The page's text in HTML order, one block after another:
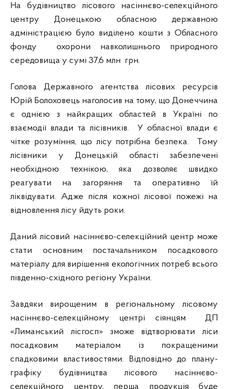
На будівництво лісового насіннєво-селекційного
центру Донецькою обласною державною
адміністрацією було виділено кошти з Обласного
фонду охорони навколишнього природного
середовища у сумі 37,6 млн грн.
Голова Державного агентства лісових ресурсів
Юрій Болоховець наголосив на тому, що Донеччина
є однією з найкращих областей в Україні по
взаємодії влади та лісівників. У обласної влади є
чітке розуміння, що лісу потрібна безпека. Тому
лісівники у Донецькій області забезпечені
необхідною технікою, яка дозволяє швидко
реагувати на загоряння та оперативно їй
ліквідувати. Адже після кожної лісової пожежі на
відновлення лісу йдуть роки.
Даний лісовий насіннєво-селекційний центр може
стати основним постачальником посадкового
матеріалу для вирішення екологічних потреб всього
південно-східного регіону України.
Завдяки вирощеним в регіональному лісовому
насіннєво-селекційному центрі сіянцям ДП
«Лиманський лісгосп» зможе відтворювати ліси
посадковим матеріалом із покращеними
спадковими властивостями. Відповідно до плану-
графіку будівництва лісового насіннєво-
селекційного центру, перша продукція буде